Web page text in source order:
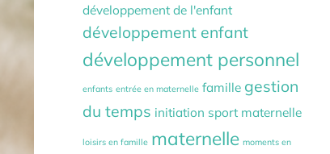
développement de l'enfant
développement enfant
développement personnel
enfants entrée en maternelle famille gestion
du temps initiation sport maternelle
loisirs en famille maternelle moments en